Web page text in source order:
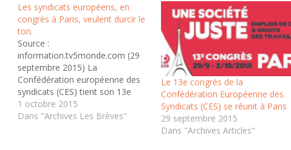
Les syndicats européens, en
congrès à Paris, veulent durcir le
ton.
Source :
information.tv5monde.com (29
septembre 2015) La
Confédération européenne des
syndicats (CES) tient son 13e
Congrès à partir de mardi à Paris
sur fond de montée des
1 octobre 2015
Dans "Archives Les Brèves"
Le 13e congrès de la
Confédération Européenne des
Syndicats (CES) se réunit à Paris
29 septembre 2015
Dans "Archives Articles"